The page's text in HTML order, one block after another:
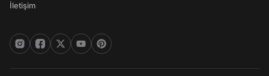
İletişim